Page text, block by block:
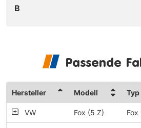
B
Passende
Hersteller Modell Typ
VW Fox (5 Z) Fox